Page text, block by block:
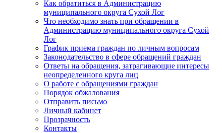
Как обратиться в Администрацию
муниципального округа Сухой Лог
Что необходимо знать при обращении в
Администрацию муниципального округа Сухой
Лог
График приема граждан по личным вопросам
Законодательство в сфере обращений граждан
Ответы на обращения, затрагивающие интересы
неопределенного круга лиц
О работе с обращениями граждан
Порядок обжалования
Отправить письмо
Личный кабинет
Прозрачность
Контакты